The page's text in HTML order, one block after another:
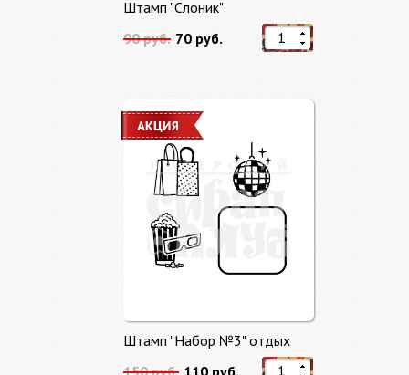
Штамп "Слоник"
90 руб. 70 руб.
Штамп "Набор №3" отдых
150 руб. 110 руб.